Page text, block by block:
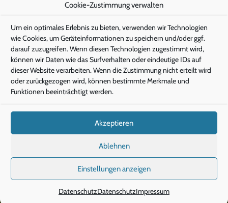
Cookie-Zustimmung verwalten
Um ein optimales Erlebnis zu bieten, verwenden wir Technologien
wie Cookies, um Geräteinformationen zu speichern und/oder ggf.
darauf zuzugreifen. Wenn diesen Technologien zugestimmt wird,
können wir Daten wie das Surfverhalten oder eindeutige IDs auf
dieser Website verarbeiten. Wenn die Zustimmung nicht erteilt wird
oder zurückgezogen wird, können bestimmte Merkmale und
Funktionen beeinträchtigt werden.
Akzeptieren
Ablehnen
Einstellungen anzeigen
DatenschutzDatenschutzImpressum
Schuleingangsstufe
Elternbriefe
Pädagogische Energieberatung
Die Gesunde Stunde